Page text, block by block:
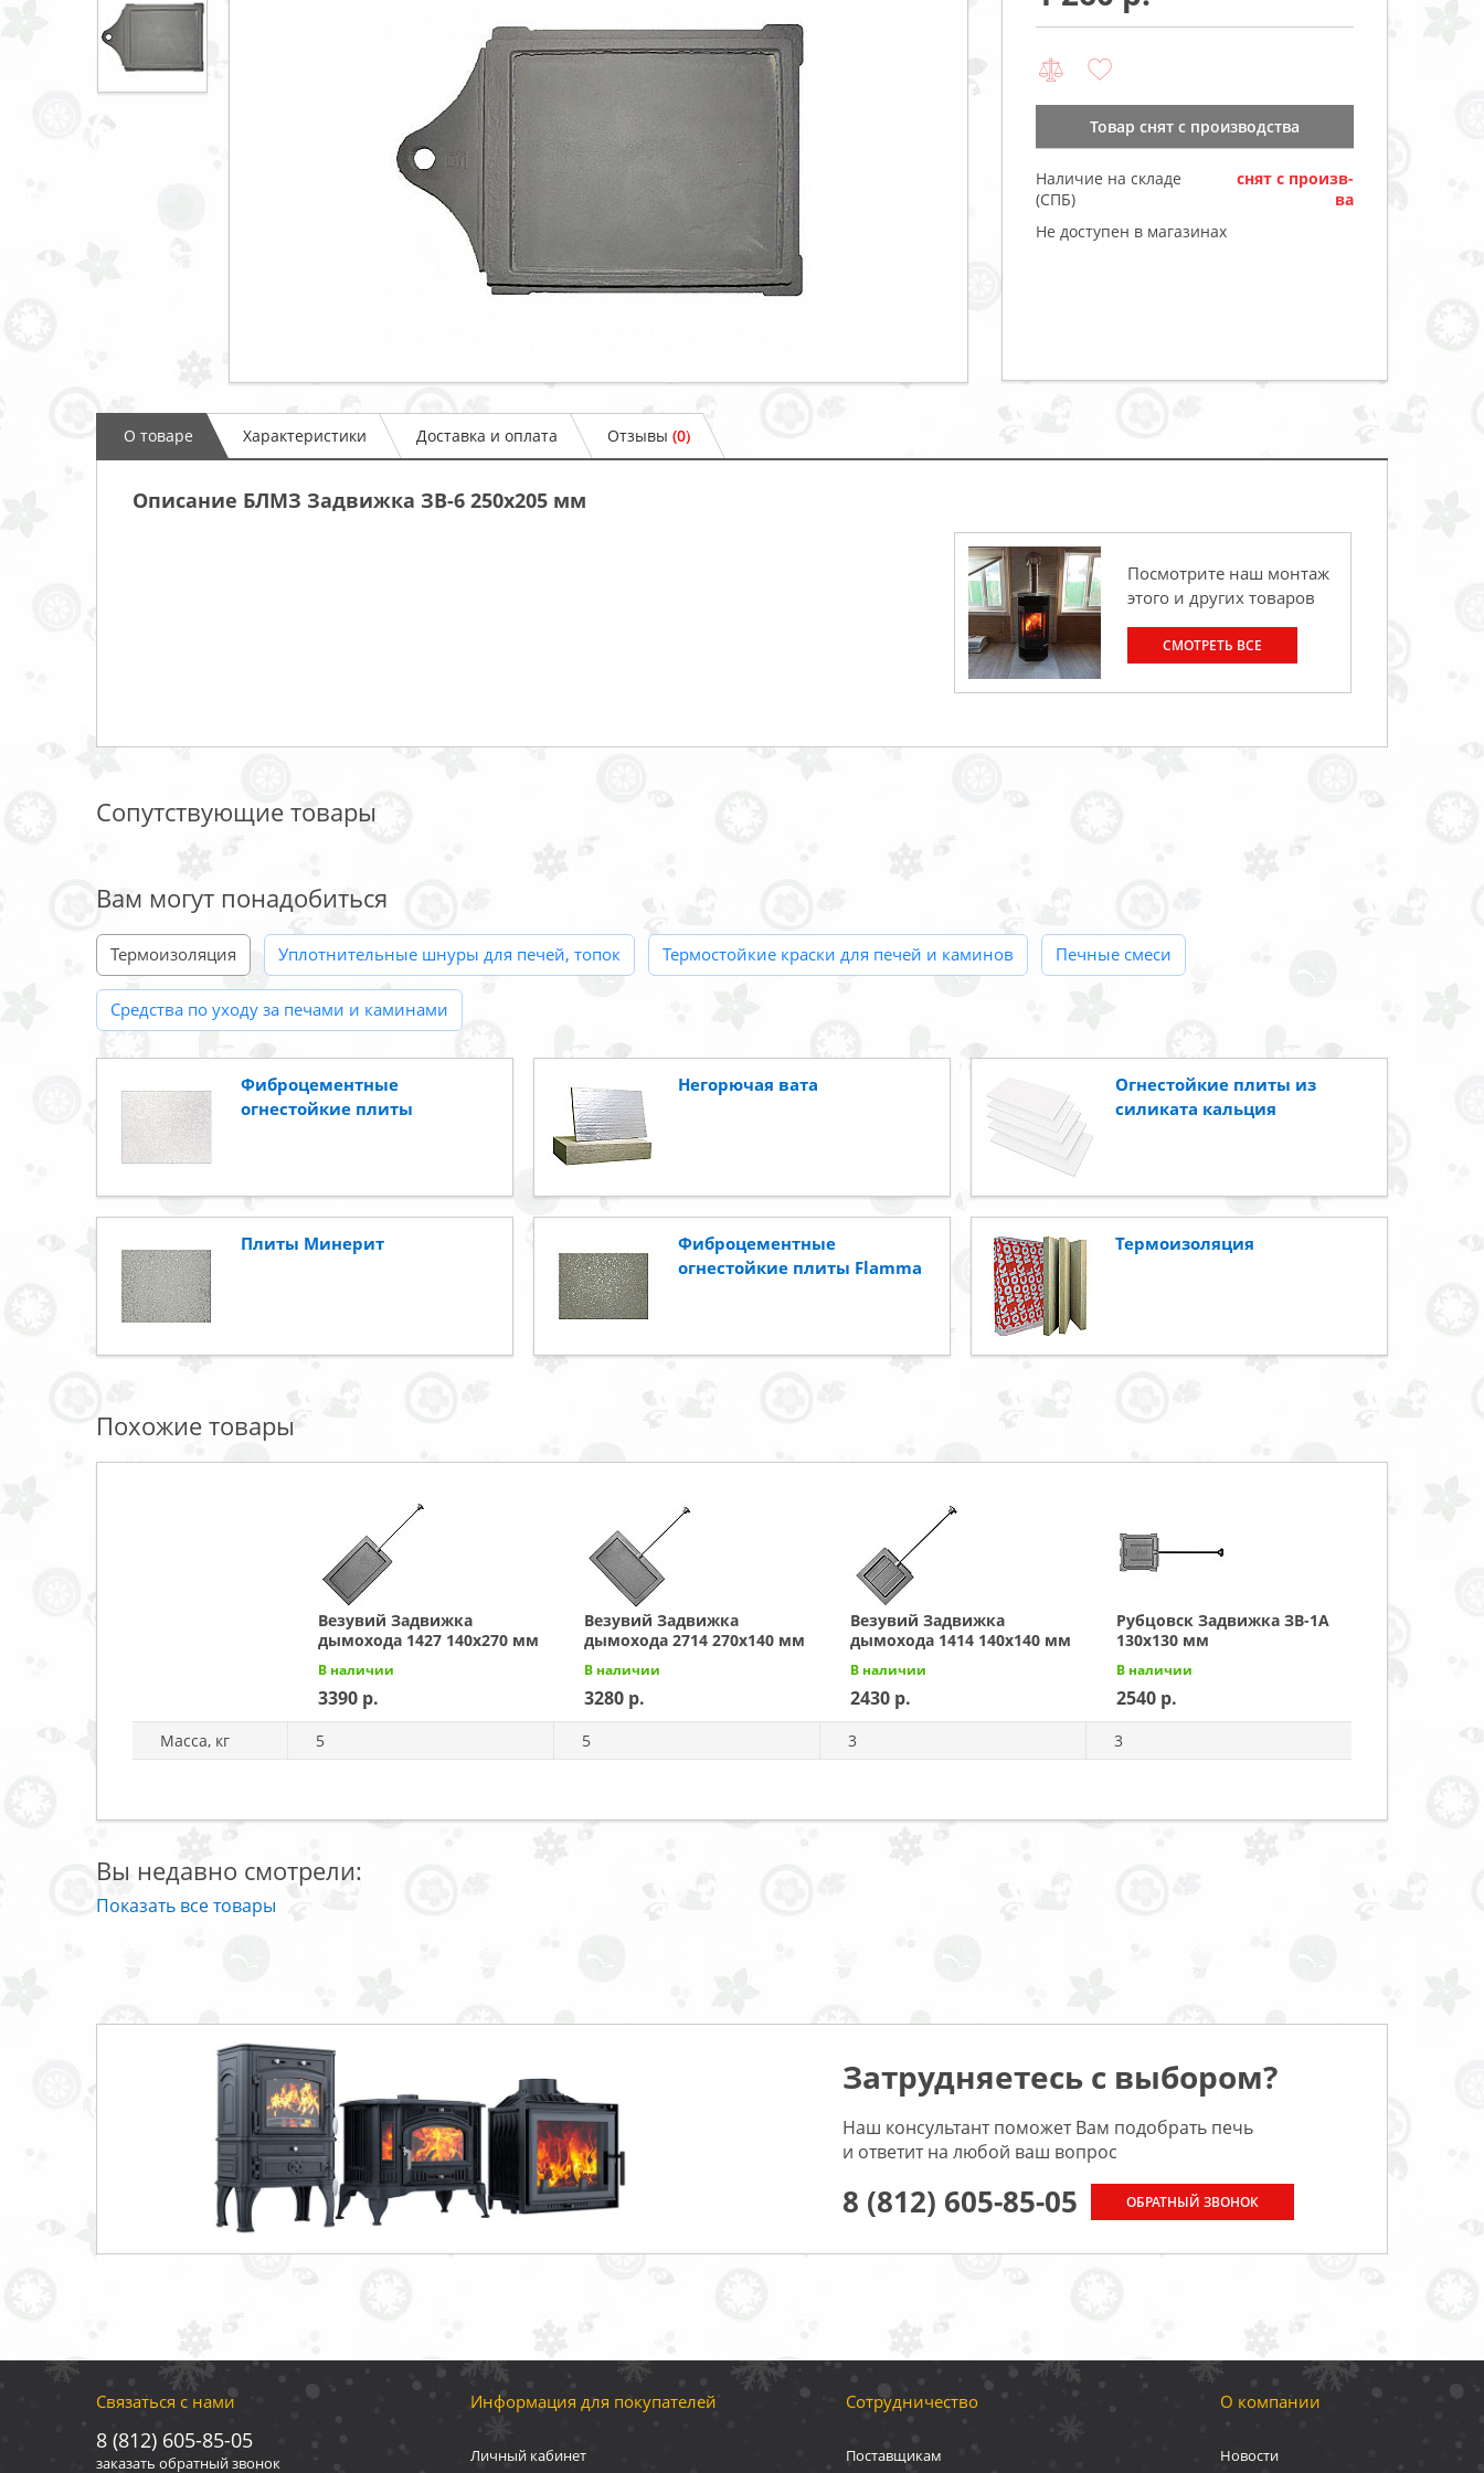
Товар cнят с производства
Наличие на складе
(СПБ)
cнят с произв-
ва
Не доступен в магазинах
О товаре Характеристики Доставка и оплата Отзывы (0)
Описание БЛМЗ Задвижка ЗВ-6 250х205 мм
Посмотрите наш монтаж
этого и других товаров
СМОТРЕТЬ ВСЕ
Сопутствующие товары
Вам могут понадобиться
Термоизоляция Уплотнительные шнуры для печей, топок Термостойкие краски для печей и каминов Печные смеси
Средства по уходу за печами и каминами
Фиброцементные
огнестойкие плиты
Негорючая вата
Огнестойкие плиты из
силиката кальция
Плиты Минерит
Фиброцементные
огнестойкие плиты Flamma
Термоизоляция
Похожие товары
Везувий Задвижка
дымохода 1427 140x270 мм
В наличии
3390
Везувий Задвижка
дымохода 2714 270x140 мм
В наличии
3280
Везувий Задвижка
дымохода 1414 140x140 мм
В наличии
2430
Рубцовск Задвижка ЗВ-1А
130x130 мм
В наличии
2540
Масса, кг 5 5 3 3
Вы недавно смотрели:
Показать все товары
Затрудняетесь с выбором?
Наш консультант поможет Вам подобрать печь
и ответит на любой ваш вопрос
8 (812) 605-85-05 ОБРАТНЫЙ ЗВОНОК
Связаться с нами
8 (812) 605-85-05
заказать обратный звонок
Информация для покупателей
Личный кабинет
Сотрудничество
Поставщикам
О компании
Новости